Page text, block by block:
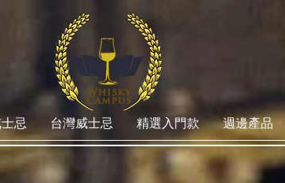
忌 台灣威士忌 精選入門款 週邊產品